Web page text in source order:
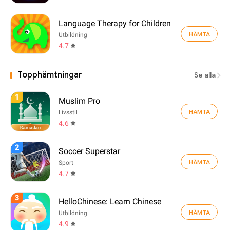
Language Therapy for Children
Utbildning
4.7
HÄMTA
Topphämtningar Se alla
1 Muslim Pro
Livsstil
4.6
HÄMTA
2 Soccer Superstar
Sport
4.7
HÄMTA
3 HelloChinese: Learn Chinese
Utbildning
4.9
HÄMTA